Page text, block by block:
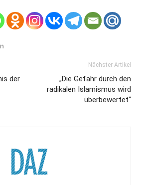
der
Nächster Artikel
„Die Gefahr durch den
radikalen Islamismus wird
überbewertet“